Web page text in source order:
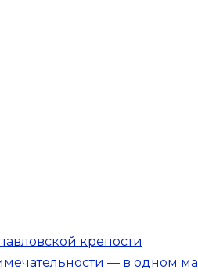
крепости
— в одном